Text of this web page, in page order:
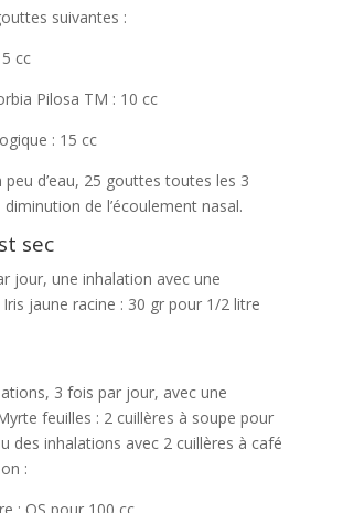
suivantes :
cc
Pilosa TM : 10 cc
: 15 cc
peu d’eau, 25 gouttes toutes les 3
diminution de l’écoulement nasal.
sec
jour, une inhalation avec une
jaune racine : 30 gr pour 1/2 litre
3 fois par jour, avec une
feuilles : 2 cuillères à soupe pour
des inhalations avec 2 cuillères à café
: